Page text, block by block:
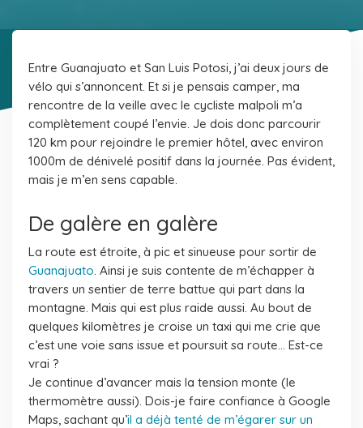
Entre Guanajuato et San Luis Potosi, j’ai deux jours de
vélo qui s’annoncent. Et si je pensais camper, ma
rencontre de la veille avec le cycliste malpoli m’a
complètement coupé l’envie. Je dois donc parcourir
120 km pour rejoindre le premier hôtel, avec environ
1000m de dénivelé positif dans la journée. Pas évident,
mais je m’en sens capable.
De galère en galère
La route est étroite, à pic et sinueuse pour sortir de
Guanajuato. Ainsi je suis contente de m’échapper à
travers un sentier de terre battue qui part dans la
montagne. Mais qui est plus raide aussi. Au bout de
quelques kilomètres je croise un taxi qui me crie que
c’est une voie sans issue et poursuit sa route… Est-ce
vrai ?
Je continue d’avancer mais la tension monte (le
thermomètre aussi). Dois-je faire confiance à Google
Maps, sachant qu’il a déjà tenté de m’égarer sur un